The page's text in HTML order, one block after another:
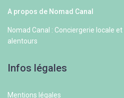
A propos de Nomad Canal
Nomad Canal : Conciergerie locale
alentours
Infos légales
Mentions légales